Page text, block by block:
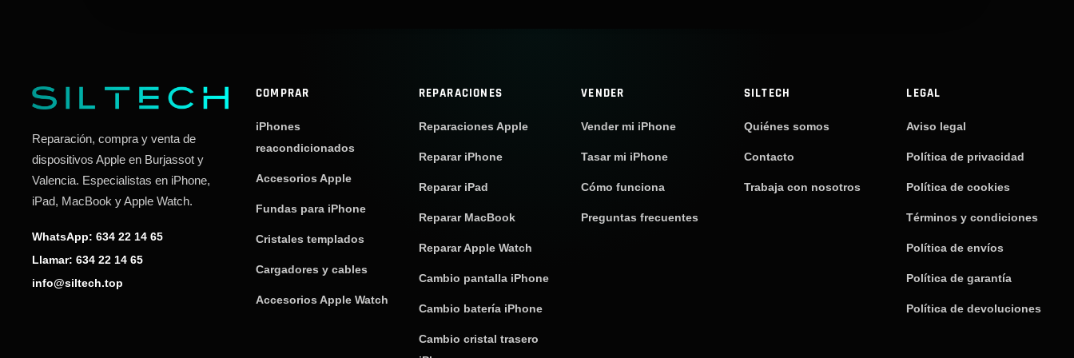
Reparación, compra y venta de
dispositivos Apple en Burjassot y
Valencia. Especialistas en iPhone,
iPad, MacBook y Apple Watch.
WhatsApp: 634 22 14 65
Llamar: 634 22 14 65
info@siltech.top
COMPRAR
iPhones
reacondicionados
Accesorios Apple
Fundas para iPhone
Cristales templados
Cargadores y cables
Accesorios Apple Watch
REPARACIONES
Reparaciones Apple
Reparar iPhone
Reparar iPad
Reparar MacBook
Reparar Apple Watch
Cambio pantalla iPhone
Cambio batería iPhone
Cambio cristal trasero
VENDER
Vender mi iPhone
Tasar mi iPhone
Cómo funciona
Preguntas frecuentes
SILTECH
Quiénes somos
Contacto
Trabaja con nosotros
LEGAL
Aviso legal
Política de privacidad
Política de cookies
Términos y condiciones
Política de envíos
Política de garantía
Política de devoluciones